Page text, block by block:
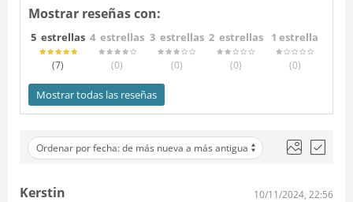
Mostrar reseñas con:
5 estrellas
(7)
4 estrellas
(0)
3 estrellas
(0)
2 estrellas
(0)
1 estrella
(0)
Mostrar todas las reseñas
Ordenar por fecha: de más nueva a más antigua
Kerstin 10/11/2024, 22:56